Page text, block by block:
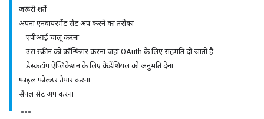
ज़रूरी शर्तें
अपना एनवायरमेंट सेट अप करने का तरीका
एपीआई चालू करना
उस स्क्रीन को कॉन्फ़िगर करना जहां OAuth के लिए सहमति दी जाती है
डेस्कटॉप ऐप्लिकेशन के लिए क्रेडेंशियल को अनुमति देना
फ़ाइल फ़ोल्डर तैयार करना
सैंपल सेट अप करना